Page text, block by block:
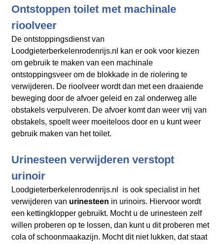
Ontstoppen toilet met machinale
rioolveer
De ontstoppingsdienst van
Loodgieterberkelenrodenrijs.nl kan er ook voor kiezen
om gebruik te maken van een machinale
ontstoppingsveer om de blokkade in de riolering te
verwijderen. De rioolveer wordt dan met een draaiende
beweging door de afvoer geleid en zal onderweg alle
obstakels verpulveren. De afvoer komt dan weer vrij van
obstakels, spoelt weer moeiteloos door en u kunt weer
gebruik maken van het toilet.
Urinesteen verwijderen verstopt
urinoir
Loodgieterberkelenrodenrijs.nl is ook specialist in het
verwijderen van urinesteen in urinoirs. Hiervoor wordt
een kettingklopper gebruikt. Mocht u de urinesteen zelf
willen proberen op te lossen, dan kunt u dit proberen met
cola of schoonmaakazijn. Mocht dit niet lukken, dat staat